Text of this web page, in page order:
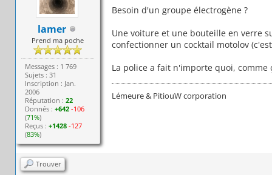
lamer
Prend ma poche
Messages : 1 769
Sujets : 31
Inscription : Jan.
2006
Réputation :22
Donnés :+642 -106
(71%)
Reçus :+1428 -127
(83%)
Besoin d'un groupe électrogène ?
Une voiture et une bouteille en verre
confectionner un cocktail motolov
La police a fait n'importe quoi, comme
Lémeure & PitiouW corporation
Trouver